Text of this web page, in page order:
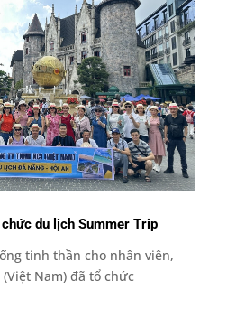
du lịch Summer Trip
tinh thần cho nhân viên,
(Việt Nam) đã tổ chức